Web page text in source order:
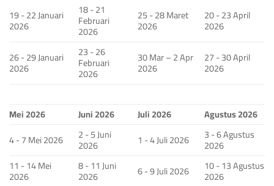
19 - 22 Januari
2026
18 - 21
Februari
2026
25 - 28 Maret
2026
20 - 23 April
2026
26 - 29 Januari
2026
23 - 26
Februari
2026
30 Mar – 2 Apr
2026
27 - 30 April
2026
Mei 2026 Juni 2026 Juli 2026
Agustus 2026
4 - 7 Mei 2026
2 - 5 Juni
2026 1 - 4 Juli 2026 3 - 6 Agustus
2026
11 - 14 Mei
2026
8 - 11 Juni
2026 6 - 9 Juli 2026 10 - 13 Agustus
2026